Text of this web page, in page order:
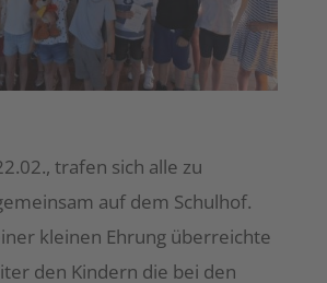
trafen sich alle zu
auf dem Schulhof.
kleinen Ehrung überreichte
den Kindern die bei den